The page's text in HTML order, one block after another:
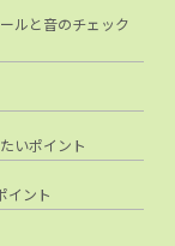
ルと音のチェック
いポイント
イント